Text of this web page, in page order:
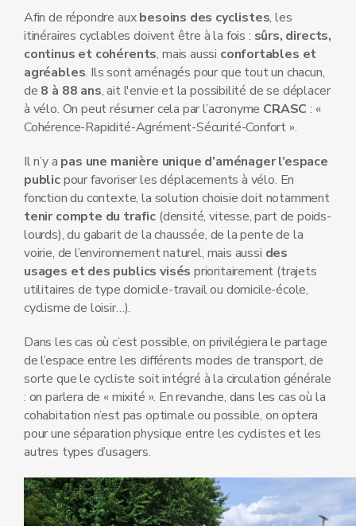
Afin de répondre auxbesoins des cyclistes, les
itinéraires cyclables doivent être à la fois : sûrs, directs,
continus et cohérents, mais aussi confortables et
agréables. Ils sont aménagés pour que tout un chacun,
de 8 à 88 ans, ait l'envie et la possibilité de se déplacer
à vélo. On peut résumer cela par l’acronyme CRASC: «
Cohérence-Rapidité-Agrément-Sécurité-Confort ».
Il n’y a pas une manière unique d’aménager l’espace
publicpour favoriser les déplacements à vélo. En
fonction du contexte, la solution choisie doit notamment
tenir compte du trafic (densité, vitesse, part de poids-
lourds), du gabarit de la chaussée, de la pente de la
voirie, de l’environnement naturel, mais aussi des
usages et des publics visés prioritairement (trajets
utilitaires de type domicile-travail ou domicile-école,
cyclisme de loisir…).
Dans les cas où c’est possible, on privilégiera le partage
de l’espace entre les différents modes de transport, de
sorte que le cycliste soit intégré à la circulation générale
: on parlera de « mixité ». En revanche, dans les cas où la
cohabitation n’est pas optimale ou possible, on optera
pour une séparation physique entre les cyclistes et les
autres types d’usagers.